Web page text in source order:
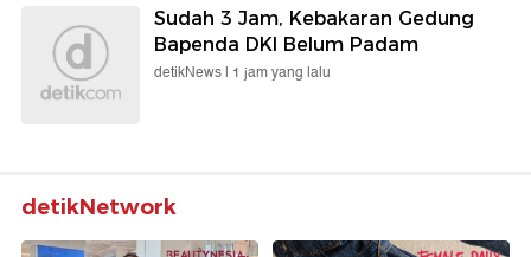
Sudah 3 Jam, Kebakaran Gedung
Bapenda DKI Belum Padam
detikNews | 1 jam yang lalu
detikNetwork